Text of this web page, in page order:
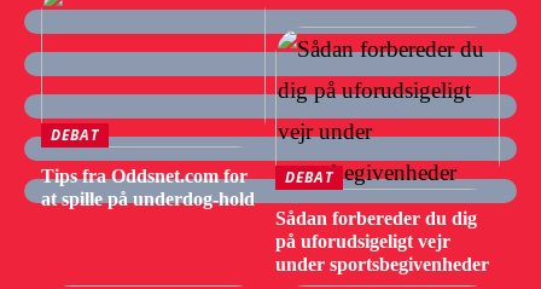
DEBAT
Tips fra Oddsnet.com for
at spille på underdog-hold
DEBAT
Sådan forbereder du dig
på uforudsigeligt vejr
under sportsbegivenheder